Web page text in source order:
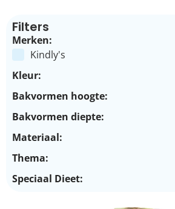
Filters
Merken:
Kindly's
Kleur:
Bakvormen hoogte:
Bakvormen diepte:
Materiaal:
Thema:
Speciaal Dieet: